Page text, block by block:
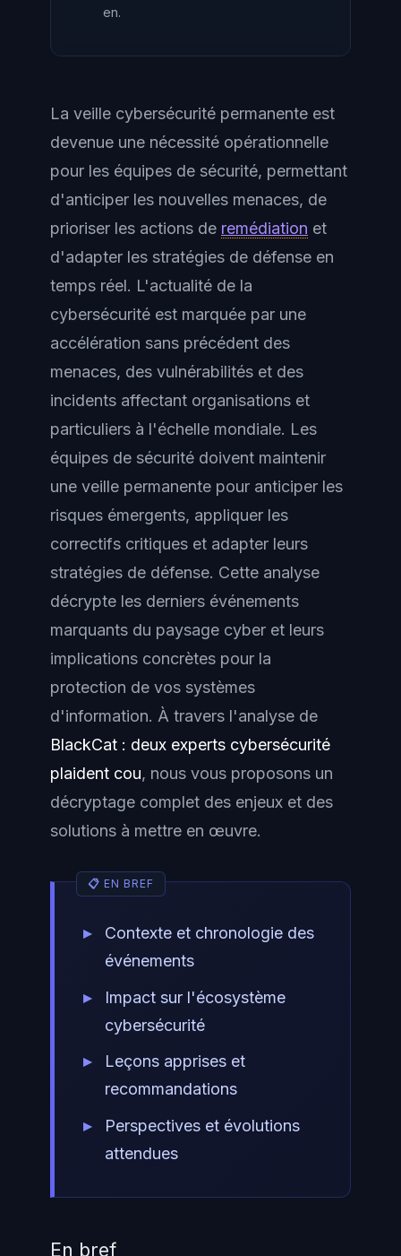
en.
La veille cybersécurité permanente est
devenue une nécessité opérationnelle
pour les équipes de sécurité, permettant
d'anticiper les nouvelles menaces, de
prioriser les actions de remédiation et
d'adapter les stratégies de défense en
temps réel. L'actualité de la
cybersécurité est marquée par une
accélération sans précédent des
menaces, des vulnérabilités et des
incidents affectant organisations et
particuliers à l'échelle mondiale. Les
équipes de sécurité doivent maintenir
une veille permanente pour anticiper les
risques émergents, appliquer les
correctifs critiques et adapter leurs
stratégies de défense. Cette analyse
décrypte les derniers événements
marquants du paysage cyber et leurs
implications concrètes pour la
protection de vos systèmes
d'information. À travers l'analyse de
BlackCat : deux experts cybersécurité
plaident cou, nous vous proposons un
décryptage complet des enjeux et des
solutions à mettre en œuvre.
Contexte et chronologie des
événements
Impact sur l'écosystème
cybersécurité
Leçons apprises et
recommandations
Perspectives et évolutions
attendues
En bref